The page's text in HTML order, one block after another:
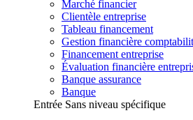
Marché financier
Clientèle entreprise
Tableau financement
Gestion financière
Financement entreprise
Évaluation financière
Banque assurance
Banque
Entrée Sans niveau spécifique